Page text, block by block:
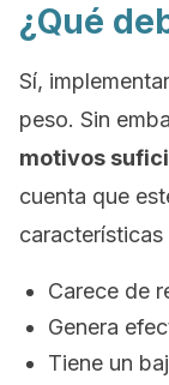
¿Qué
Sí,
peso. Sin
motivos
cuenta que
características
Carece de
Genera
Tiene un